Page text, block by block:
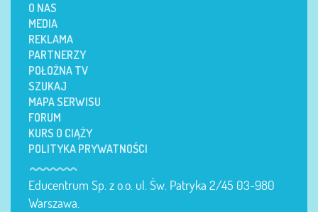
O NAS
MEDIA
REKLAMA
PARTNERZY
POŁOŻNA TV
SZUKAJ
MAPA SERWISU
FORUM
KURS O CIĄŻY
POLITYKA PRYWATNOŚCI
Educentrum Sp. z o.o. ul. Św. Patryka 2/45 03-980
Warszawa.